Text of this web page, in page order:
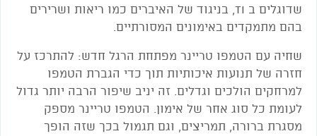
שדוגלים ב TI, בניגוד של האיברים כמו ריאות ושרירים
בהם מתמקדים באימונים המסורתיים.
שחיה עם הטמפו טריינר מפתחת הרגל חדש: להתרכז על
חזרה של תנועות איכותיות תוך כדי הגברת הטמפו
למרחקים הולכים וגדלים. זה יניב שיפור הרבה יותר גדול
לעומת כל סוג אחר של אימון. הטמפו טריינר מספק
מסגרת ברורה, תמריצים, וגם תגמול בכך שזה הופך